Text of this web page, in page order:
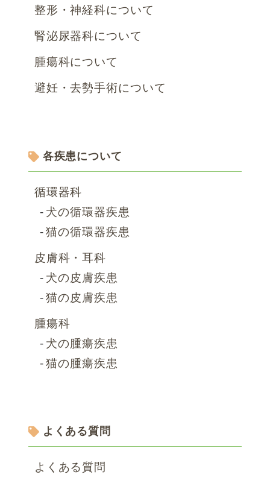
整形・神経科について
腎泌尿器科について
腫瘍科について
避妊・去勢手術について
各疾患について
循環器科
犬の循環器疾患
猫の循環器疾患
皮膚科・耳科
犬の皮膚疾患
猫の皮膚疾患
腫瘍科
犬の腫瘍疾患
猫の腫瘍疾患
よくある質問
よくある質問